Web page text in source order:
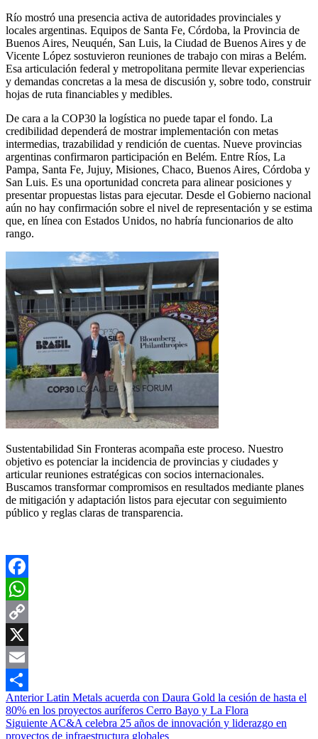
Río mostró una presencia activa de autoridades provinciales y
locales argentinas. Equipos de Santa Fe, Córdoba, la Provincia de
Buenos Aires, Neuquén, San Luis, la Ciudad de Buenos Aires y de
Vicente López sostuvieron reuniones de trabajo con miras a Belém.
Esa articulación federal y metropolitana permite llevar experiencias
y demandas concretas a la mesa de discusión y, sobre todo, construir
hojas de ruta financiables y medibles.
De cara a la COP30 la logística no puede tapar el fondo. La
credibilidad dependerá de mostrar implementación con metas
intermedias, trazabilidad y rendición de cuentas. Nueve provincias
argentinas confirmaron participación en Belém. Entre Ríos, La
Pampa, Santa Fe, Jujuy, Misiones, Chaco, Buenos Aires, Córdoba y
San Luis. Es una oportunidad concreta para alinear posiciones y
presentar propuestas listas para ejecutar. Desde el Gobierno nacional
aún no hay confirmación sobre el nivel de representación y se estima
que, en línea con Estados Unidos, no habría funcionarios de alto
rango.
Sustentabilidad Sin Fronteras acompaña este proceso. Nuestro
objetivo es potenciar la incidencia de provincias y ciudades y
articular reuniones estratégicas con socios internacionales.
Buscamos transformar compromisos en resultados mediante planes
de mitigación y adaptación listos para ejecutar con seguimiento
público y reglas claras de transparencia.
Facebook
WhatsApp
Copy
Link
X
Email
Compartir
Navegación
de
AnteriorLatin Metals acuerda con Daura Gold la cesión de hasta el
80% en los proyectos auríferos Cerro Bayo y La Flora
Siguiente AC&A celebra 25 años de innovación y liderazgo en
proyectos de infraestructura globales